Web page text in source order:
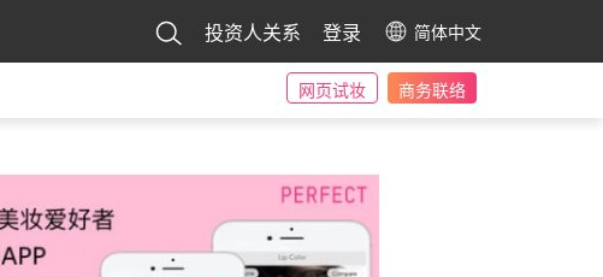
投资人关系 登录 简体中文
网页试妆 商务联络